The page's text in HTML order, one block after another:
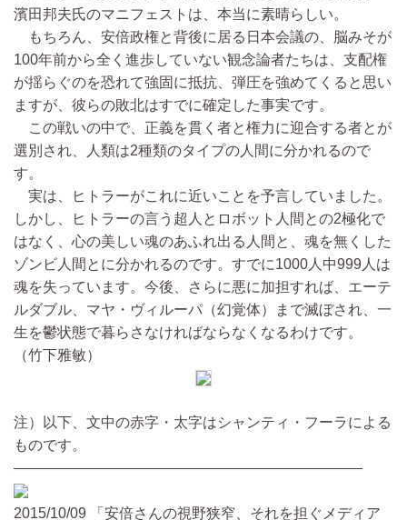
濱田邦夫氏のマニフェストは、本当に素晴らしい。
もちろん、安倍政権と背後に居る日本会議の、脳みそが
100年前から全く進歩していない観念論者たちは、支配権
が揺らぐのを恐れて強固に抵抗、弾圧を強めてくると思い
ますが、彼らの敗北はすでに確定した事実です。
この戦いの中で、正義を貫く者と権力に迎合する者とが
選別され、人類は2種類のタイプの人間に分かれるので
す。
実は、ヒトラーがこれに近いことを予言していました。
しかし、ヒトラーの言う超人とロボット人間との2極化で
はなく、心の美しい魂のあふれ出る人間と、魂を無くした
ゾンビ人間とに分かれるのです。すでに1000人中999人は
魂を失っています。今後、さらに悪に加担すれば、エーテ
ルダブル、マヤ・ヴィルーパ（幻覚体）まで滅ぼされ、一
生を鬱状態で暮らさなければならなくなるわけです。
（竹下雅敏）
注）以下、文中の赤字・太字はシャンティ・フーラによる
ものです。
————————————————————————
2015/10/09 「安倍さんの視野狭窄、それを担ぐメディア